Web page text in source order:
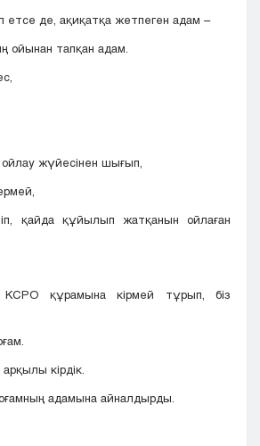
етсе де, ақиқатқа жетпеген адам –
ойынан тапқан адам.
жүйесінен шығып,
қайда құйылып жатқанын ойлаған
КСРО құрамына кірмей тұрып, біз
арқылы кірдік.
адамына айналдырды.